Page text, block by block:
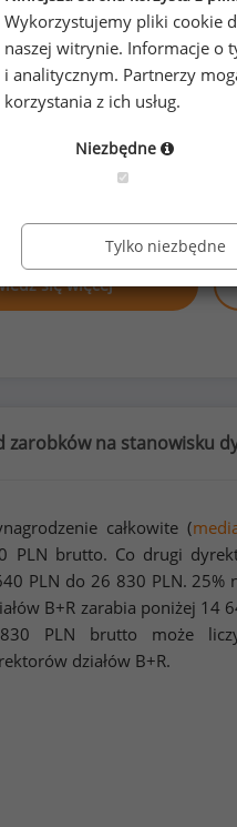
szczegółowych
działów B+Rlub
się więcej
zarobków na stanowisku
całkowite (
PLN brutto. Co drugi
PLN do 26 830 PLN. 25%
B+R zarabia poniżej 14
PLN brutto może
działów B+R.
Wykorzystujemy pliki cookie
naszej witrynie. Informacje o
i analitycznym. Partnerzy
korzystania z ich usług.
Niezbędne
Tylko niezbędne